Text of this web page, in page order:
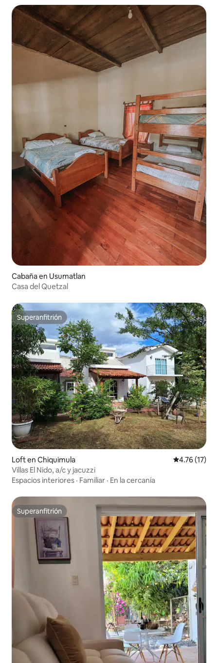
Cabaña en Usumatlan
Casa del Quetzal
Superanfitrión
Superanfitrión
Loft en Chiquimula Calificación
4.76 (17)
Villas El Nido, a/c y jacuzzi
Espacios interiores · Familiar · En la cercanía
Superanfitrión
Superanfitrión